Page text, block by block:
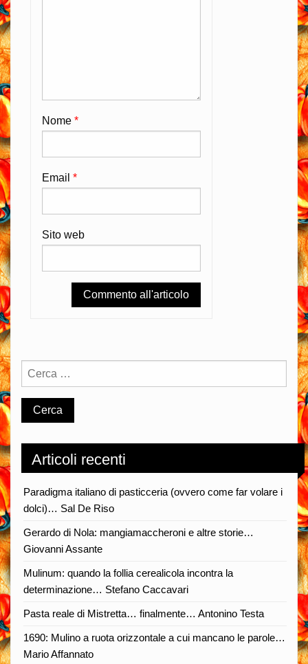
Nome *
Email *
Sito web
Articoli recenti
Paradigma italiano di pasticceria (ovvero come far volare i
dolci)… Sal De Riso
Gerardo di Nola: mangiamaccheroni e altre storie…
Giovanni Assante
Mulinum: quando la follia cerealicola incontra la
determinazione… Stefano Caccavari
Pasta reale di Mistretta… finalmente… Antonino Testa
1690: Mulino a ruota orizzontale a cui mancano le parole…
Mario Affannato